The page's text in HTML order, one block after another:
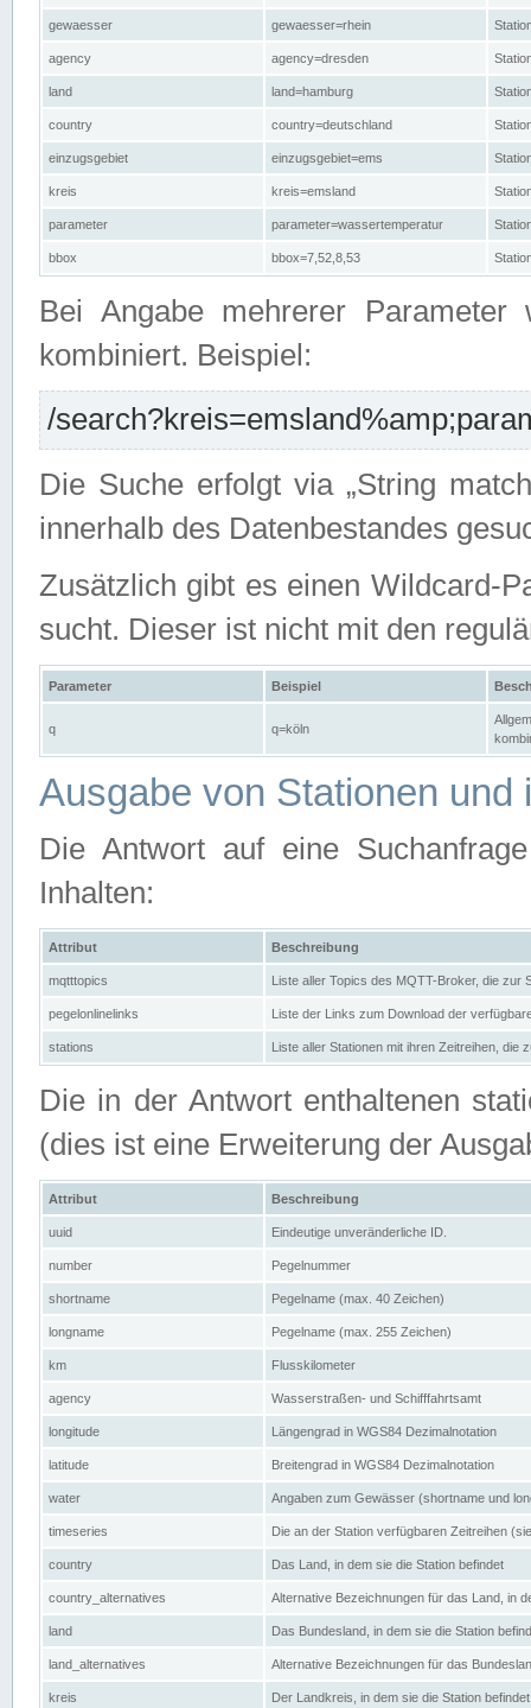
gewaesser gewaesser=rhein
agency agency=dresden
land land=hamburg
country country=deutschland
einzugsgebiet einzugsgebiet=ems
kreis kreis=emsland
parameter parameter=wassertemperatur
bbox bbox=7,52,8,53
Bei Angabe mehrerer Parameter
kombiniert. Beispiel:
/
Die Suche erfolgt via „String
innerhalb des Datenbestandes
Zusätzlich gibt es einen Wildcard-
sucht. Dieser ist nicht mit den
Parameter Beispiel
q q=köln
Ausgabe von Stationen und
Die Antwort auf eine
Inhalten:
Attribut Beschreibung
mqtttopics Liste aller Topics des MQTT-Broker, die zur
pegelonlinelinks Liste der Links zum Download der
stations Liste aller Stationen mit ihren Zeitreihen, die
Die in der Antwort enthaltenen
(dies ist eine Erweiterung der
Attribut Beschreibung
uuid Eindeutige unveränderliche ID.
number Pegelnummer
shortname Pegelname (max. 40 Zeichen)
longname Pegelname (max. 255 Zeichen)
km Flusskilometer
agency Wasserstraßen- und Schifffahrtsamt
longitude Längengrad in WGS84 Dezimalnotation
latitude Breitengrad in WGS84 Dezimalnotation
water Angaben zum Gewässer (shortname und
timeseries Die an der Station verfügbaren Zeitreihen
country Das Land, in dem sie die Station befindet
country_alternatives Alternative Bezeichnungen für das Land, in
land Das Bundesland, in dem sie die Station
land_alternatives Alternative Bezeichnungen für das
kreis Der Landkreis, in dem sie die Station befindet